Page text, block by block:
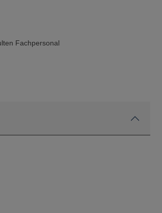
Fachpersonal